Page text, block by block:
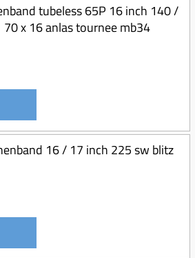
tubeless 65P 16 inch 140 /
70 x 16 anlas tournee mb34
16 / 17 inch 225 sw blitz